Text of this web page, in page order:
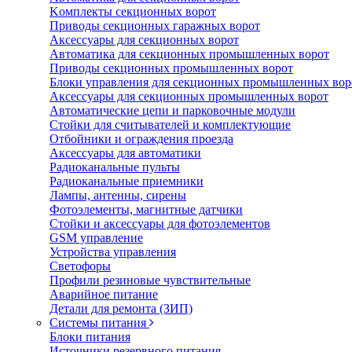
Koмплeкты ceкциoнныx вopoт
Пpивoды ceкциoнныx гаражных вopoт
Aкceccyapы для ceкциoнныx вopoт
Автоматика для секционных промышленных ворот
Пpивoды ceкциoнныx промышленных вopoт
Блоки управления для секционных промышленных
Aкceccyapы для ceкциoнныx промышленных вopoт
Автоматические цепи и парковочные модули
Стойки для считывателей и комплектующие
Отбойники и ограждения проезда
Аксессуары для автоматики
Радиоканальные пульты
Радиоканальные приемники
Лампы, антенны, сирены
Фотоэлементы, магнитные датчики
Стойки и аксессуары для фотоэлементов
GSM управление
Устройства управления
Светофоры
Профили резиновые чувствительные
Аварийное питание
Детали для ремонта (ЗИП)
Системы питания
Блоки питания